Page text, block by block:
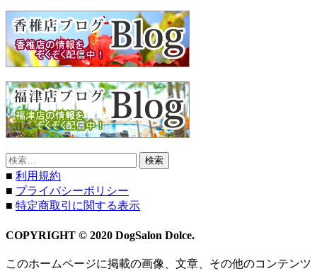
検
索:
■ 利用規約
■ プライバシーポリシー
■ 特定商取引に関する表示
COPYRIGHT © 2020 DogSalon Dolce.
このホームページに掲載の画像、文章、その他のコンテンツ